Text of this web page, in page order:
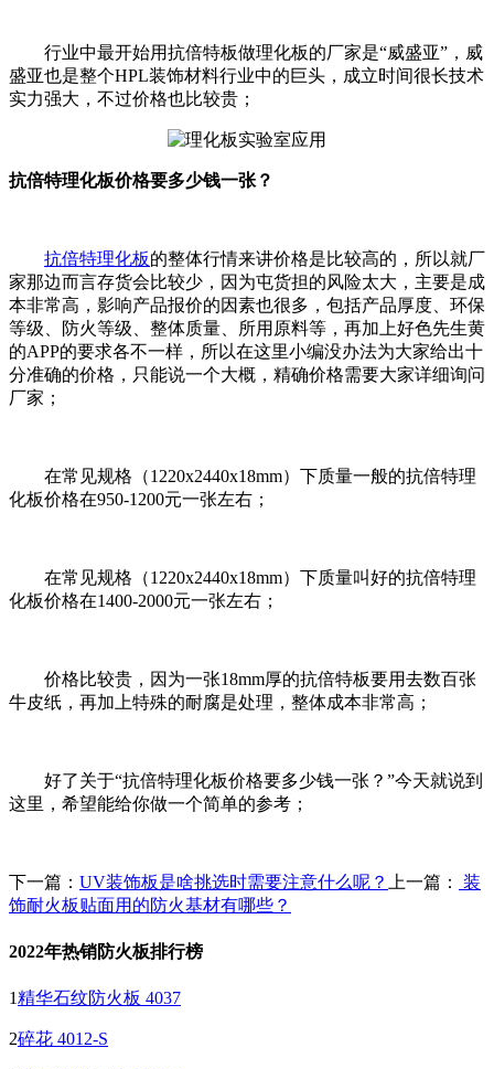
行业中最开始用抗倍特板做理化板的厂家是“威盛亚”，威
盛亚也是整个HPL装饰材料行业中的巨头，成立时间很长技术
实力强大，不过价格也比较贵；
抗倍特理化板价格要多少钱一张？
抗倍特理化板的整体行情来讲价格是比较高的，所以就厂
家那边而言存货会比较少，因为屯货担的风险太大，主要是成
本非常高，影响产品报价的因素也很多，包括产品厚度、环保
等级、防火等级、整体质量、所用原料等，再加上好色先生黄
的APP的要求各不一样，所以在这里小编没办法为大家给出十
分准确的价格，只能说一个大概，精确价格需要大家详细询问
厂家；
在常见规格（1220x2440x18mm）下质量一般的抗倍特理
化板价格在950-1200元一张左右；
在常见规格（1220x2440x18mm）下质量叫好的抗倍特理
化板价格在1400-2000元一张左右；
价格比较贵，因为一张18mm厚的抗倍特板要用去数百张
牛皮纸，再加上特殊的耐腐是处理，整体成本非常高；
好了关于“抗倍特理化板价格要多少钱一张？”今天就说到
这里，希望能给你做一个简单的参考；
下一篇： UV装饰板是啥挑选时需要注意什么呢？ 上一篇：
装
饰耐火板贴面用的防火基材有哪些？
2022年热销防火板排行榜
1精华石纹防火板 4037
2碎花 4012-S